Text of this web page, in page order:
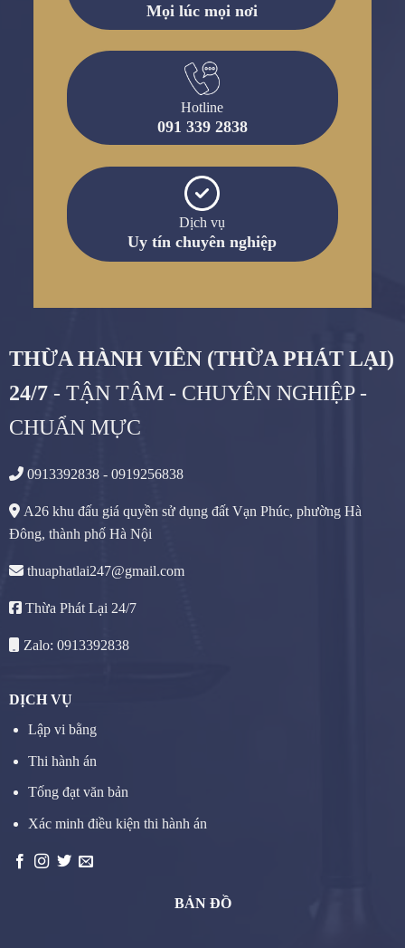
Mọi lúc mọi nơi
Hotline
091 339 2838
Dịch vụ
Uy tín chuyên nghiệp
THỪA HÀNH VIÊN (THỪA PHÁT LẠI)
24/7- TẬN TÂM - CHUYÊN NGHIỆP -
CHUẨN MỰC
0913392838 - 0919256838
A26 khu đấu giá quyền sử dụng đất Vạn Phúc, phường Hà
Đông, thành phố Hà Nội
thuaphatlai247@gmail.com
Thừa Phát Lại 24/7
Zalo: 0913392838
DỊCH VỤ
Lập vi bằng
Thi hành án
Tống đạt văn bản
Xác minh điều kiện thi hành án
BẢN ĐỒ